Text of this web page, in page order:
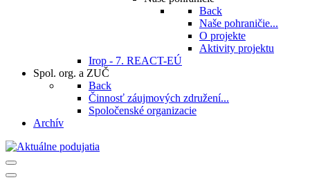
Back
Naše pohraničie...
O projekte
Aktivity projektu
Irop - 7. REACT-EÚ
Spol. org. a ZUČ
Back
Činnosť záujmových združení...
Spoločenské organizacie
Archív